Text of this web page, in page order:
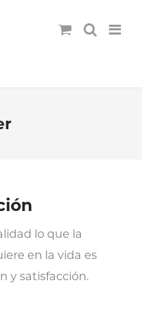
lo que la
en la vida es
y satisfacción.